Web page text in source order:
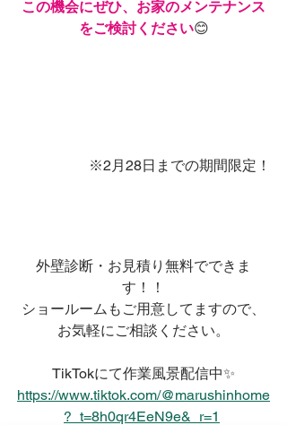
この機会にぜひ、お家のメンテナンス
をご検討ください😊
※2月28日までの期間限定！
外壁診断・お見積り無料でできま
す！！
ショールームもご用意してますので、
お気軽にご相談ください。
TikTokにて作業風景配信中✨
https://www.tiktok.com/@marushinhome
?_t=8h0qr4EeN9e&_r=1